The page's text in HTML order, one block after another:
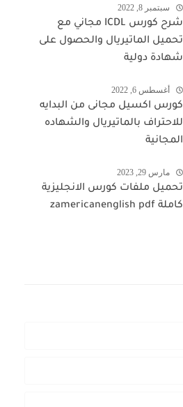
سبتمبر 8, 2022
شرح كورس ICDL مجاني مع
تحميل الماتيريال والحصول على
شهادة دولية
أغسطس 6, 2022
كورس اكسيل مجانى من البدايه
للاحتراف بالماتيريال والشهاده
المجانية
مارس 29, 2023
تحميل ملفات كورس الانجليزية
كاملة zamericanenglish pdf